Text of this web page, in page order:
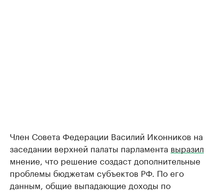
Член Совета Федерации Василий Иконников ​на
заседании верхней палаты парламента выразил
мнение, что решение создаст дополнительные
проблемы бюджетам субъектов РФ. По его
данным, общие выпадающие доходы по